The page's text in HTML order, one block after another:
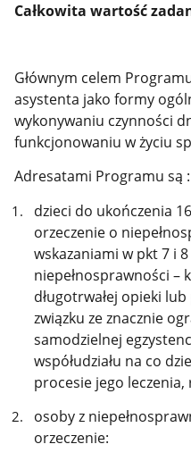
Całkowita wartość
Głównym celem
asystenta jako formy
wykonywaniu czynności
funkcjonowaniu w życiu
Adresatami Programu są :
dzieci do ukończenia
orzeczenie o
wskazaniami w pkt 7 i
niepełnosprawności –
długotrwałej opieki
związku ze znacznie
samodzielnej
współudziału na co
procesie jego
osoby z
orzeczenie: